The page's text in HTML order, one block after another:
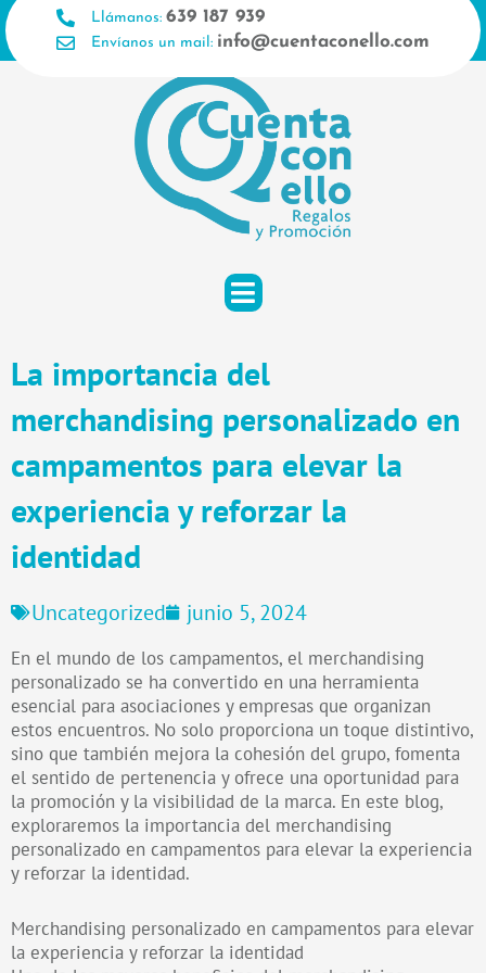
Ir
al
contenido
Llámanos: 639 187 939
Envíanos un mail: info@cuentaconello.com
La importancia del
merchandising personalizado en
campamentos para elevar la
experiencia y reforzar la
identidad
Uncategorized junio 5, 2024
En el mundo de los campamentos, el merchandising
personalizado se ha convertido en una herramienta
esencial para asociaciones y empresas que organizan
estos encuentros. No solo proporciona un toque distintivo,
sino que también mejora la cohesión del grupo, fomenta
el sentido de pertenencia y ofrece una oportunidad para
la promoción y la visibilidad de la marca. En este blog,
exploraremos la importancia del merchandising
personalizado en campamentos para elevar la experiencia
y reforzar la identidad.
Merchandising personalizado en campamentos para elevar
la experiencia y reforzar la identidad